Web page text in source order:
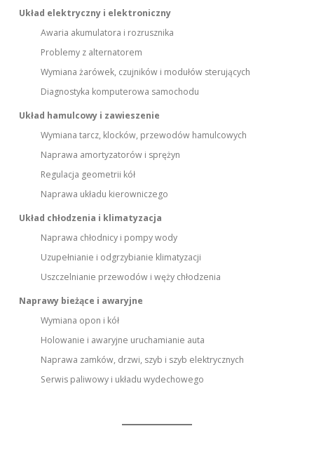
Układ elektryczny i elektroniczny
Awaria akumulatora i rozrusznika
Problemy z alternatorem
Wymiana żarówek, czujników i modułów sterujących
Diagnostyka komputerowa samochodu
Układ hamulcowy i zawieszenie
Wymiana tarcz, klocków, przewodów hamulcowych
Naprawa amortyzatorów i sprężyn
Regulacja geometrii kół
Naprawa układu kierowniczego
Układ chłodzenia i klimatyzacja
Naprawa chłodnicy i pompy wody
Uzupełnianie i odgrzybianie klimatyzacji
Uszczelnianie przewodów i węży chłodzenia
Naprawy bieżące i awaryjne
Wymiana opon i kół
Holowanie i awaryjne uruchamianie auta
Naprawa zamków, drzwi, szyb i szyb elektrycznych
Serwis paliwowy i układu wydechowego